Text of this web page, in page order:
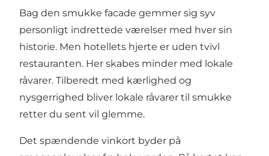
Bag den smukke facade gemmer sig syv
personligt indrettede værelser med hver sin
historie. Men hotellets hjerte er uden tvivl
restauranten. Her skabes minder med lokale
råvarer. Tilberedt med kærlighed og
nysgerrighed bliver lokale råvarer til smukke
retter du sent vil glemme.
Det spændende vinkort byder på